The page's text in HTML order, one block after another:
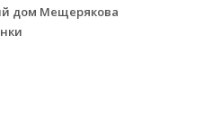
дом Мещерякова